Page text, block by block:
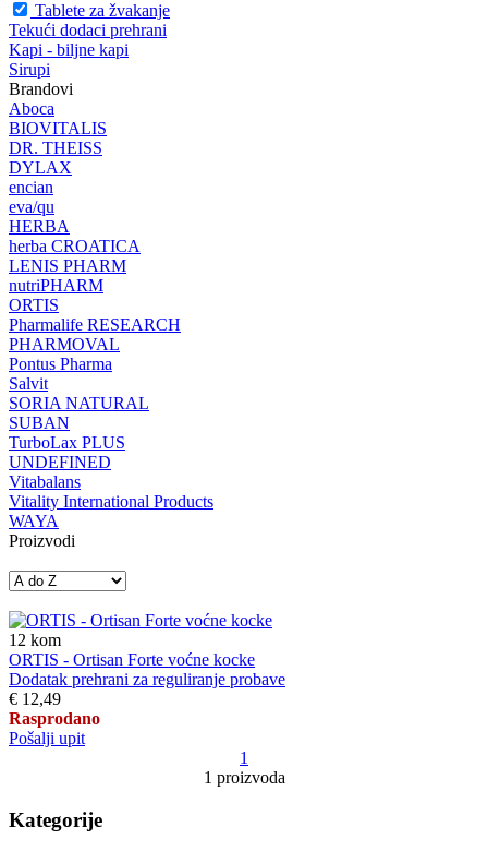
Tablete za žvakanje
Tekući dodaci prehrani
Kapi - biljne kapi
Sirupi
Brandovi
Aboca
BIOVITALIS
DR. THEISS
DYLAX
encian
eva/qu
HERBA
herba CROATICA
LENIS PHARM
nutriPHARM
ORTIS
Pharmalife RESEARCH
PHARMOVAL
Pontus Pharma
Salvit
SORIA NATURAL
SUBAN
TurboLax PLUS
UNDEFINED
Vitabalans
Vitality International Products
WAYA
Proizvodi
12 kom
ORTIS - Ortisan Forte voćne kocke
Dodatak prehrani za reguliranje probave
€ 12,49
Rasprodano
Pošalji upit
1
1 proizvoda
Kategorije